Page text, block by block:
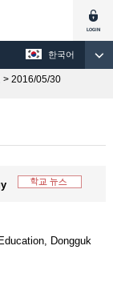
한국어
> 2016/05/30
Dongguk